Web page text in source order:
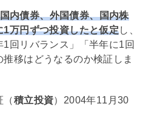
国内債券、外国債券、国内株
万円ずつ投資したと仮定し、
1回リバランス」「半年に1回
移はどうなるのか検証しま
（積立投資） 2004年11月30